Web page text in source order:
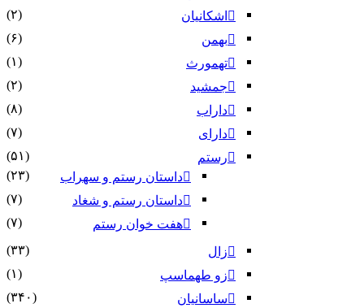
اشکانیان
(۲)
بهمن
(۶)
تهمورث
(۱)
جمشید
(۲)
داراب
(۸)
دارای
(۷)
رستم
(۵۱)
داستان رستم و سهراب
(۲۳)
داستان رستم و شغاد
(۷)
هفت خوان رستم‏
(۷)
زال
(۳۳)
زو طهماسپ‏
(۱)
ساسانیان
(۳۴۰)